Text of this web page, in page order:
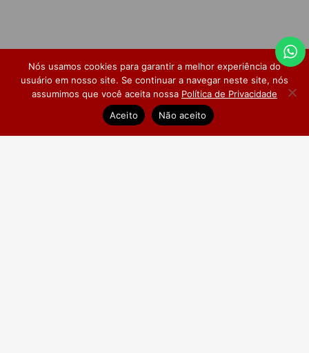
Pesquisa de Satisfação
Nós usamos cookies para garantir a melhor experiência do
usuário em nosso site. Se continuar a navegar neste site, nós
assumimos que você aceita nossa Política de Privacidade
Aceito
Não aceito